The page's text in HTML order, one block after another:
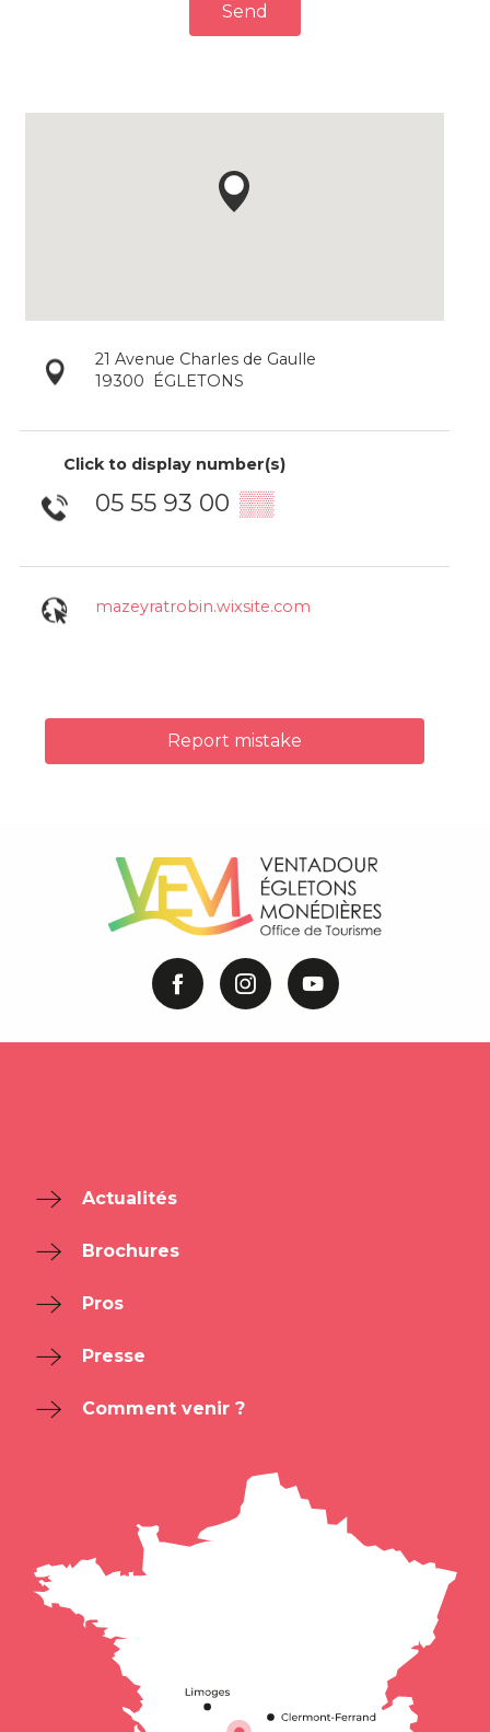
Send
21 Avenue Charles de Gaulle
19300
ÉGLETONS
Click to display number(s)
05 55 93 00 ▒▒
mazeyratrobin.wixsite.com
Report mistake
Actualités
Brochures
Pros
Presse
Comment venir ?